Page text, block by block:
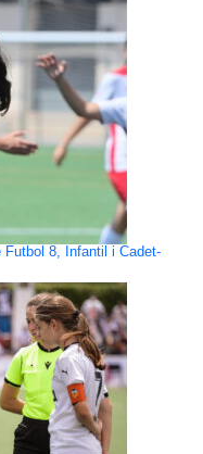
8, Infantil i Cadet-